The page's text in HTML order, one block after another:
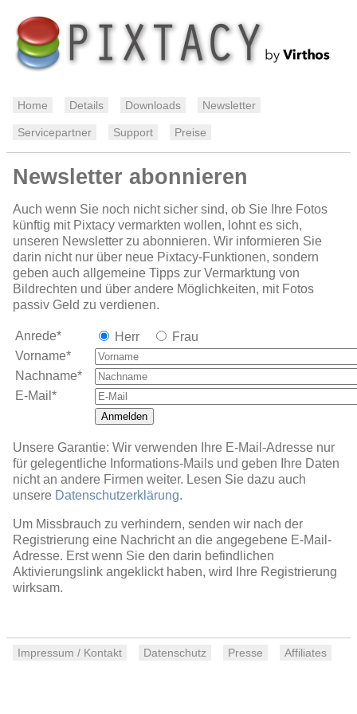
Home Details Downloads Newsletter
Servicepartner Support Preise
Newsletter abonnieren
Auch wenn Sie noch nicht sicher sind, ob Sie Ihre Fotos
künftig mit Pixtacy vermarkten wollen, lohnt es sich,
unseren Newsletter zu abonnieren. Wir informieren Sie
darin nicht nur über neue Pixtacy-Funktionen, sondern
geben auch allgemeine Tipps zur Vermarktung von
Bildrechten und über andere Möglichkeiten, mit Fotos
passiv Geld zu verdienen.
Anrede* Herr
Frau
Vorname*
Nachname*
E-Mail*
Anmelden
Unsere Garantie: Wir verwenden Ihre E-Mail-Adresse nur
für gelegentliche Informations-Mails und geben Ihre Daten
nicht an andere Firmen weiter. Lesen Sie dazu auch
unsere Datenschutzerklärung.
Um Missbrauch zu verhindern, senden wir nach der
Registrierung eine Nachricht an die angegebene E-Mail-
Adresse. Erst wenn Sie den darin befindlichen
Aktivierungslink angeklickt haben, wird Ihre Registrierung
wirksam.
Impressum / Kontakt Datenschutz Presse Affiliates